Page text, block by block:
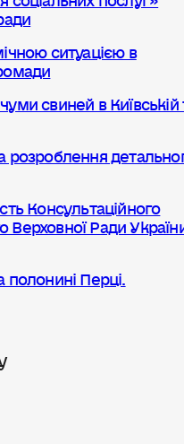
ситуацією в
свиней в Київській
розроблення
Консультаційного
Ради
Перці.